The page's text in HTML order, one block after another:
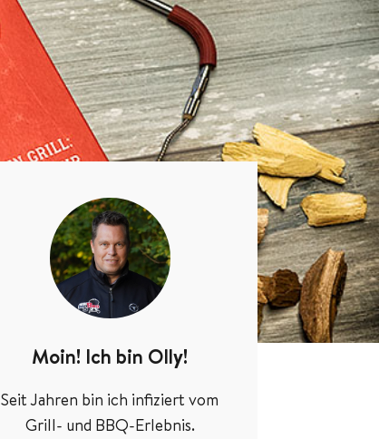
Moin! Ich bin Olly!
Seit Jahren bin ich infiziert vom
Grill- und BBQ-Erlebnis.